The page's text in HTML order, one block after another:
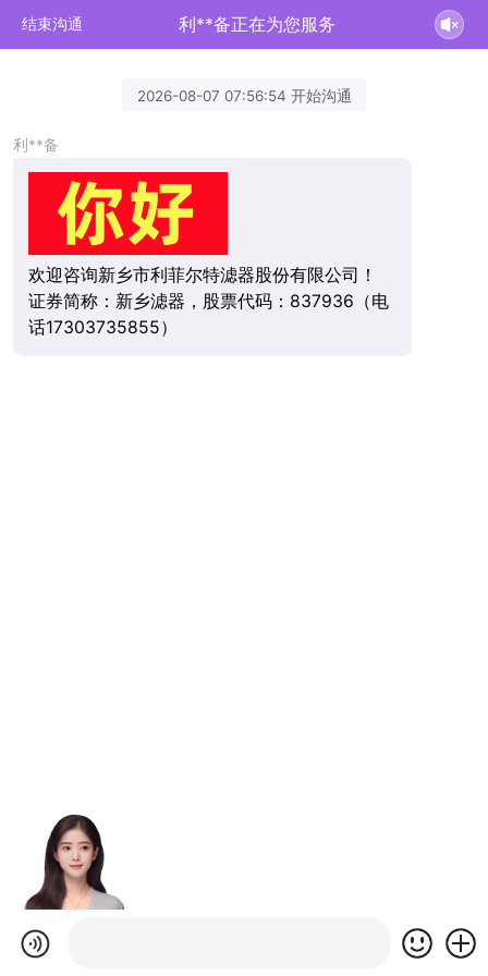
结束沟通 利**备正在为您服务
2026-08-07 07:56:54 开始沟通
利**备
欢迎咨询新乡市利菲尔特滤器股份有限公司！
证券简称：新乡滤器，股票代码：837936（电
话17303735855）